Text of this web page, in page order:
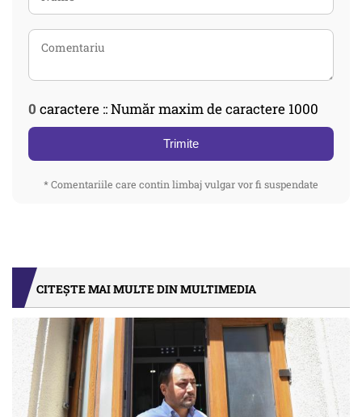
0 caractere :: Număr maxim de caractere 1000
Trimite
* Comentariile care contin limbaj vulgar vor fi suspendate
CITEȘTE MAI MULTE DIN MULTIMEDIA